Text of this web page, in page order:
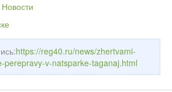
Новости
https://reg40.ru/news/zhertvami-
perepravy-v-natsparke-taganaj.html